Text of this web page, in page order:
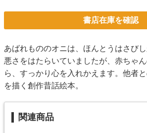
書店在庫を確認
あばれもののオニは、ほんとうはさび
悪さをはたらいていましたが、赤ちゃ
ら、すっかり心を入れかえます。他者
を描く創作昔話絵本。
関連商品